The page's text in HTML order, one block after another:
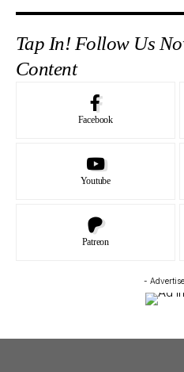
Tap In! Follow Us
Content
Facebook
Youtube
Patreon
-